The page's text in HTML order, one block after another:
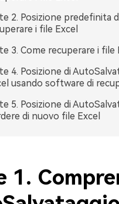
2. Posizione predefinita
i file Excel
3. Come recuperare i
4. Posizione di
usando software di
5. Posizione di
di nuovo file Excel
1.